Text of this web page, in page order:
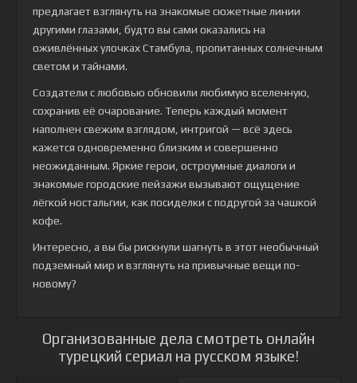
предлагает взглянуть на знакомые сюжетные линии
другими глазами, будто вы сами оказались на
оживлённых улочках Стамбула, пропитанных солнечным
светом и тайнами.
Создатели с любовью обновили любимую вселенную,
сохранив её очарование. Теперь каждый момент
наполнен свежим взглядом, интригой — всё здесь
кажется одновременно близким и совершенно
неожиданным. Яркие герои, остроумные диалоги и
знакомые городские пейзажи вызывают ощущение
лёгкой ностальгии, как посиделки с подругой за чашкой
кофе.
Интересно, а вы бы рискнули шагнуть в этот необычный
подземный мир и взглянуть на привычные вещи по-
новому?
Организованные дела смотреть онлайн
турецкий сериал на русском языке!